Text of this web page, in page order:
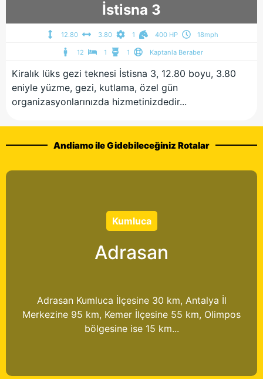
İstisna 3
12.80 3.80 1 400 HP 18mph
12 1 1 Kaptanla Beraber
Kiralık lüks gezi teknesi İstisna 3, 12.80 boyu, 3.80
eniyle yüzme, gezi, kutlama, özel gün
organizasyonlarınızda hizmetinizdedir...
Andiamo ile Gidebileceğiniz Rotalar
Kumluca
Adrasan
Adrasan Kumluca İlçesine 30 km, Antalya İl
Merkezine 95 km, Kemer İlçesine 55 km, Olimpos
bölgesine ise 15 km...